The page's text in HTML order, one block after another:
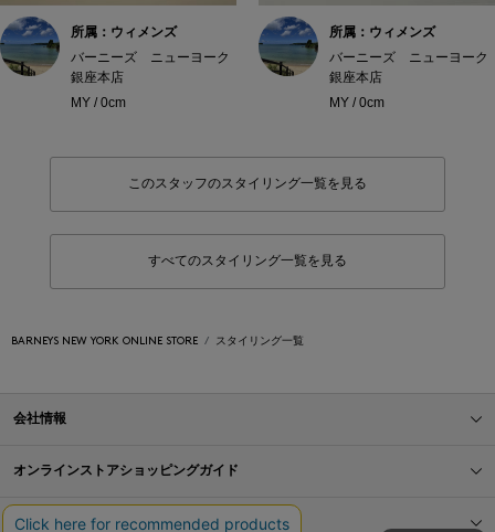
所属：ウィメンズ
バーニーズ ニューヨーク
銀座本店
MY / 0cm
所属：ウィメンズ
バーニーズ ニューヨーク
銀座本店
MY / 0cm
このスタッフのスタイリング一覧を見る
すべてのスタイリング一覧を見る
BARNEYS NEW YORK ONLINE STORE スタイリング一覧
会社情報
オンラインストアショッピングガイド
店舗情報